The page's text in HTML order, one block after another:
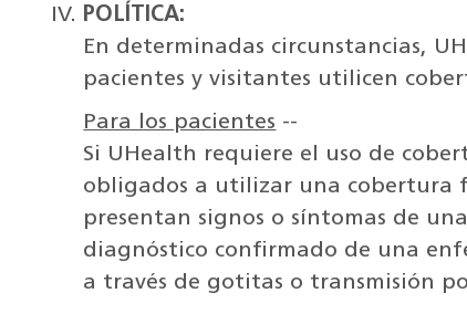
POLÍTICA:
En determinadas circunstancias,
pacientes y visitantes utilicen
Para los pacientes --
Si UHealth requiere el uso de
obligados a utilizar una cobertura
presentan signos o síntomas de
diagnóstico confirmado de una
a través de gotitas o transmisión